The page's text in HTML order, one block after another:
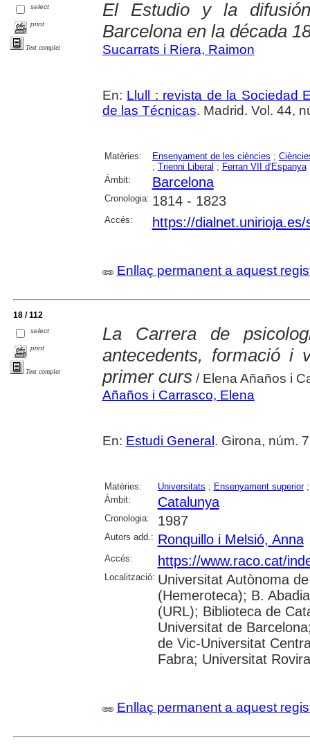
select
print
Text complet
El Estudio y la
Barcelona en la década
Sucarrats i Riera, Raimon
En: Llull : revista de la Sociedad
de las Técnicas. Madrid. Vol. 44,
Matèries: Ensenyament de les ciències ;
; Trienni Liberal ; Ferran VII d'Espanya
Àmbit:
Barcelona
Cronologia: 1814 - 1823
Accés: https://
Enllaç permanent a aquest
18 / 112
select
print
Text complet
La Carrera de
antecedents, formació i
primer curs/ Elena Añaños i
Añaños i Carrasco, Elena
En: Estudi General . Girona, núm.
Matèries: Universitats ; Ensenyament superior
Àmbit:
Catalunya
Cronologia: 1987
Autors add.: Ronquillo i Melsió, Anna
Accés: https://www.raco.cat/
Localització: Universitat Autònoma
(Hemeroteca); B.
(URL); Biblioteca de
Universitat de
de Vic-Universitat
Fabra; Universitat
Enllaç permanent a aquest